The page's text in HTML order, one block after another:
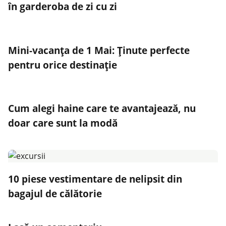
în garderoba de zi cu zi
Mini-vacanța de 1 Mai: Ținute perfecte
pentru orice destinație
Cum alegi haine care te avantajează, nu
doar care sunt la modă
10 piese vestimentare de nelipsit din
bagajul de călătorie